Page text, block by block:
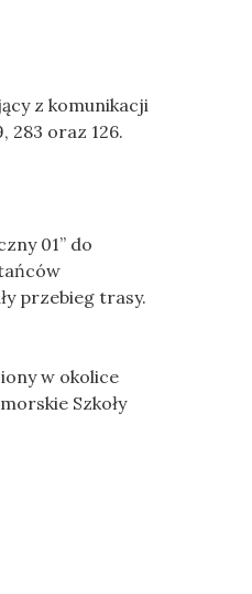
z komunikacji
283 oraz 126.
01” do
przebieg trasy.
w okolice
Szkoły